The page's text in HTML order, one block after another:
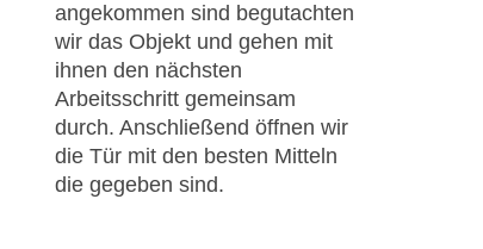
angekommen sind begutachten
wir das Objekt und gehen mit
ihnen den nächsten
Arbeitsschritt gemeinsam
durch. Anschließend öffnen wir
die Tür mit den besten Mitteln
die gegeben sind.